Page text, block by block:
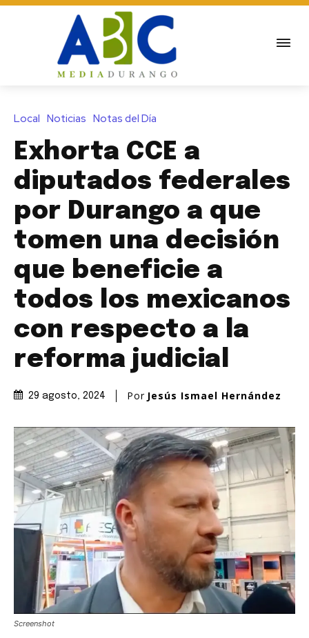
Local Noticias Notas del Día
Exhorta CCE a
diputados federales
por Durango a que
tomen una decisión
que beneficie a
todos los mexicanos
con respecto a la
reforma judicial
29 agosto, 2024 Por Jesús Ismael Hernández
Screenshot